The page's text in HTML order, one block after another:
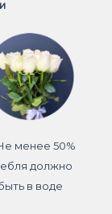
менее 50%
должно
в воде